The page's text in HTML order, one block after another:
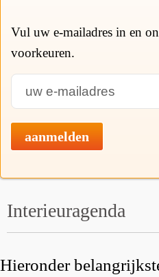
Vul uw e-mailadres in en
voorkeuren.
aanmelden
Interieuragenda
Hieronder